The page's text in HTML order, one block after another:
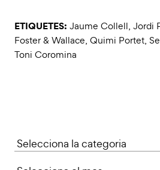
ETIQUETES: Jaume Collell, Jordi
Foster & Wallace, Quimi Portet,
Toni Coromina
Categories